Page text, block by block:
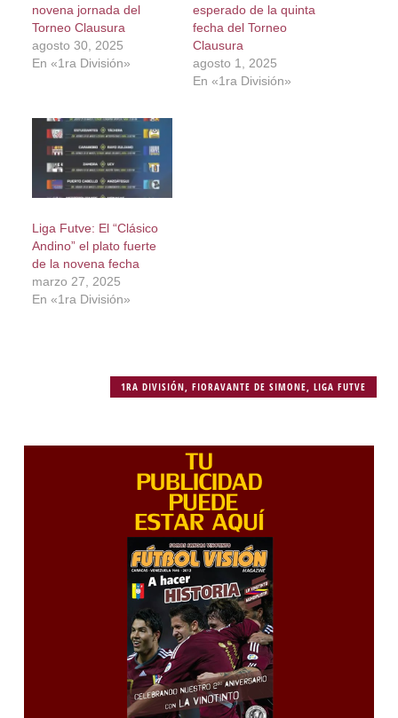
novena jornada del
Torneo Clausura
agosto 30, 2025
En «1ra División»
esperado de la quinta
fecha del Torneo
Clausura
agosto 1, 2025
En «1ra División»
Liga Futve: El “Clásico
Andino” el plato fuerte
de la novena fecha
marzo 27, 2025
En «1ra División»
1RA DIVISIÓN,FIORAVANTE DE SIMONE,LIGA FUTVE